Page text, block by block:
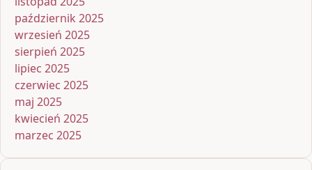
październik 2025
wrzesień 2025
sierpień 2025
lipiec 2025
czerwiec 2025
maj 2025
kwiecień 2025
marzec 2025